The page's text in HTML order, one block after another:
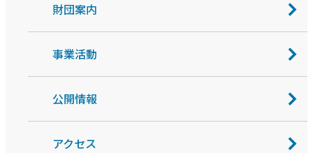
財団案内
事業活動
公開情報
アクセス